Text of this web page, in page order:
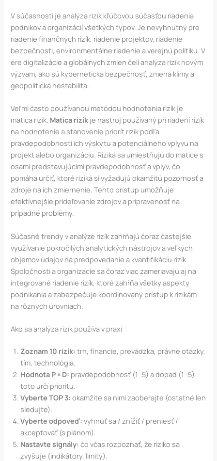
V súčasnosti je analýza rizík kľúčovou súčasťou riadenia
podnikov a organizácií všetkých typov. Je nevyhnutný pre
riadenie finančných rizík, riadenie projektov, riadenie
bezpečnosti, environmentálne riadenie a verejnú politiku. V
ére digitalizácie a globálnych zmien čelí analýza rizík novým
výzvam, ako sú kybernetická bezpečnosť, zmena klímy a
geopolitická nestabilita.
Veľmi často používanou metódou hodnotenia rizík je
matica rizík. Matica rizík je nástroj používaný pri riadení rizík
na hodnotenie a stanovenie priorít rizík podľa
pravdepodobnosti ich výskytu a potenciálneho vplyvu na
projekt alebo organizáciu. Riziká sa umiestňujú do matice s
osami predstavujúcimi pravdepodobnosť a vplyv, čo
pomáha určiť, ktoré riziká si vyžadujú okamžitú pozornosť a
zdroje na ich zmiernenie. Tento prístup umožňuje
efektívnejšie prideľovanie zdrojov a pripravenosť na
prípadné problémy.
Súčasné trendy v analýze rizík zahŕňajú čoraz častejšie
využívanie pokročilých analytických nástrojov a veľkých
objemov údajov na predpovedanie a kvantifikáciu rizík.
Spoločnosti a organizácie sa čoraz viac zameriavajú aj na
integrované riadenie rizík, ktoré zahŕňa všetky aspekty
podnikania a zabezpečuje koordinovaný prístup k rizikám
na rôznych úrovniach.
Ako sa analýza rizík používa v praxi
Zoznam 10 rizík: trh, financie, prevádzka, právne otázky,
tím, technológia.
Hodnota P × D: pravdepodobnosť (1–5) a dopad (1–5) –
toto určí prioritu.
Vyberte TOP 3: okamžite sa nimi zaoberajte (ostatné len
sledujte).
Vyberte odpoveď: vyhnúť sa / znížiť / preniesť /
akceptovať (s plánom).
Nastavte signály: čo včas rozpoznať, že riziko sa
zvyšuje (indikátory, limity).